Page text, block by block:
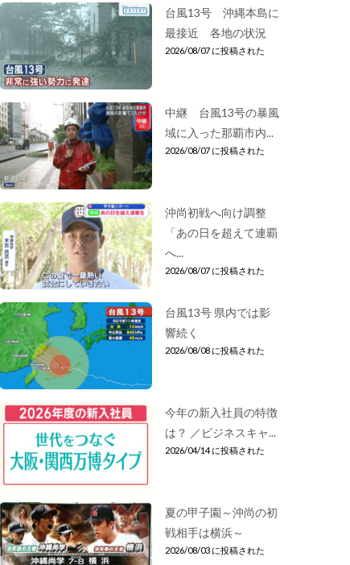
台風13号 沖縄本島に
最接近 各地の状況
2026/08/07 に投稿された
中継 台風13号の暴風
域に入った那覇市内...
2026/08/07 に投稿された
沖尚初戦へ向け調整
「あの日を超えて連覇
へ...
2026/08/07 に投稿された
台風13号 県内では影
響続く
2026/08/08 に投稿された
今年の新入社員の特徴
は？ ／ビジネスキャ...
2026/04/14 に投稿された
夏の甲子園～沖尚の初
戦相手は横浜～
2026/08/03 に投稿された